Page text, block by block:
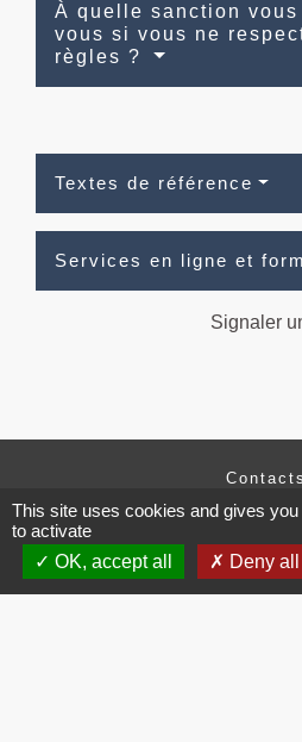
À quelle sanction vous
vous si vous ne
règles ?
Textes de référence
Services en ligne et
Signaler
Contacts
Commune de
34190 Brissac -
+33 4 67 73
This site uses cookies and gives
to activate
OK, accept all
Deny